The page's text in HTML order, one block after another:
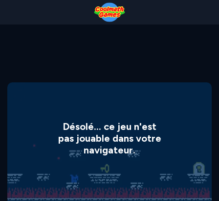
Désolé... ce jeu n'est
pas jouable dans votre
navigateur.